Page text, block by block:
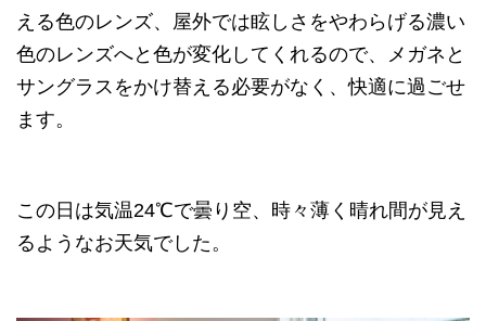
える色のレンズ、屋外では眩しさをやわらげる濃い
色のレンズへと色が変化してくれるので、メガネと
サングラスをかけ替える必要がなく、快適に過ごせ
ます。
この日は気温24℃で曇り空、時々薄く晴れ間が見え
るようなお天気でした。